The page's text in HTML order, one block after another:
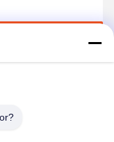
Injectie machinaal